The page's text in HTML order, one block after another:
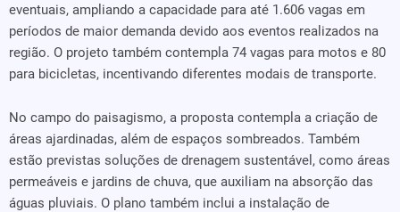
eventuais, ampliando a capacidade para até 1.606 vagas em
períodos de maior demanda devido aos eventos realizados na
região. O projeto também contempla 74 vagas para motos e 80
para bicicletas, incentivando diferentes modais de transporte.
No campo do paisagismo, a proposta contempla a criação de
áreas ajardinadas, além de espaços sombreados. Também
estão previstas soluções de drenagem sustentável, como áreas
permeáveis e jardins de chuva, que auxiliam na absorção das
águas pluviais. O plano também inclui a instalação de